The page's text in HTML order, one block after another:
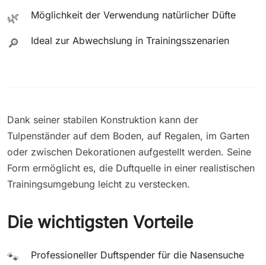
🌿 Möglichkeit der Verwendung natürlicher Düfte
🔎 Ideal zur Abwechslung in Trainingsszenarien
Dank seiner stabilen Konstruktion kann der
Tulpenständer auf dem Boden, auf Regalen, im Garten
oder zwischen Dekorationen aufgestellt werden. Seine
Form ermöglicht es, die Duftquelle in einer realistischen
Trainingsumgebung leicht zu verstecken.
Die wichtigsten Vorteile
🐾 Professioneller Duftspender für die Nasensuche